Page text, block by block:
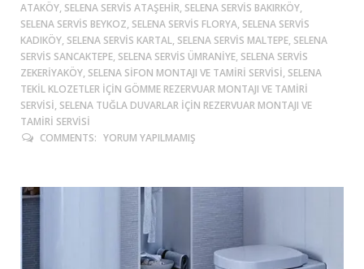
ATAKÖY, SELENA SERVIS ATAŞEHIR, SELENA SERVIS BAKIRKÖY,
SELENA SERVIS BEYKOZ, SELENA SERVIS FLORYA, SELENA SERVIS
KADIKÖY, SELENA SERVIS KARTAL, SELENA SERVIS MALTEPE, SELENA
SERVIS SANCAKTEPE, SELENA SERVIS ÜMRANIYE, SELENA SERVIS
ZEKERIYAKÖY, SELENA SIFON MONTAJI VE TAMIRI SERVISI, SELENA
TEKIL KLOZETLER IÇIN GÖMME REZERVUAR MONTAJI VE TAMIRI
SERVISI, SELENA TUĞLA DUVARLAR IÇIN REZERVUAR MONTAJI VE
TAMIRI SERVISI
COMMENTS: YORUM YAPILMAMIŞ